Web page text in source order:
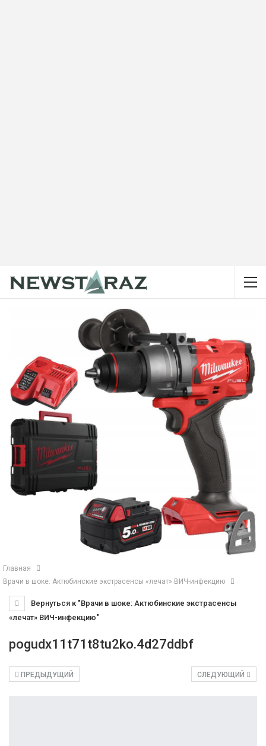
Главная
Врачи в шоке: Актюбинские экстрасенсы «лечат» ВИЧ-инфекцию
Вернуться к "Врачи в шоке: Актюбинские экстрасенсы
«лечат» ВИЧ-инфекцию"
pogudx11t71t8tu2ko.4d27ddbf
СЛЕДУЮЩИЙ
ПРЕДЫДУЩИЙ